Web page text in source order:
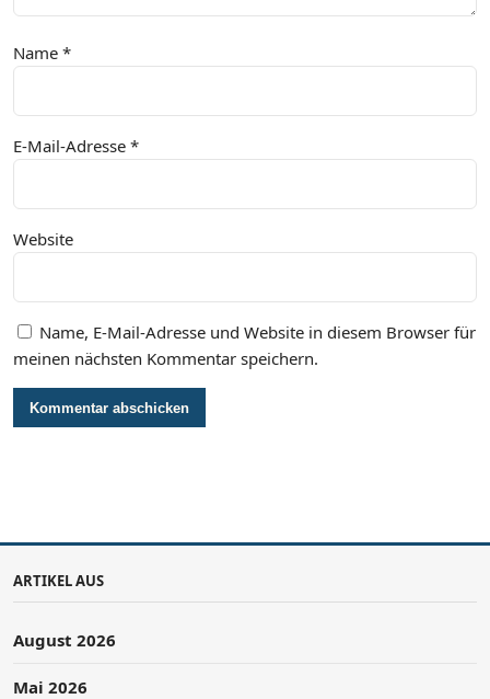
Name *
E-Mail-Adresse *
Website
Name, E-Mail-Adresse und Website in diesem Browser für
meinen nächsten Kommentar speichern.
ARTIKEL AUS
August 2026
Mai 2026